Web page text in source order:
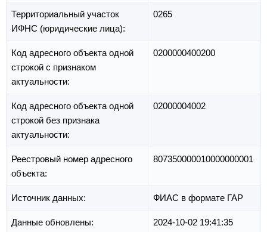
Территориальный участок
ИФНС (юридические лица):
0265
Код адресного объекта одной
строкой с признаком
актуальности:
0200000400200
Код адресного объекта одной
строкой без признака
актуальности:
02000004002
Реестровый номер адресного
объекта:
807350000010000000001
Источник данных: ФИАС в формате ГАР
Данные обновлены: 2024-10-02 19:41:35